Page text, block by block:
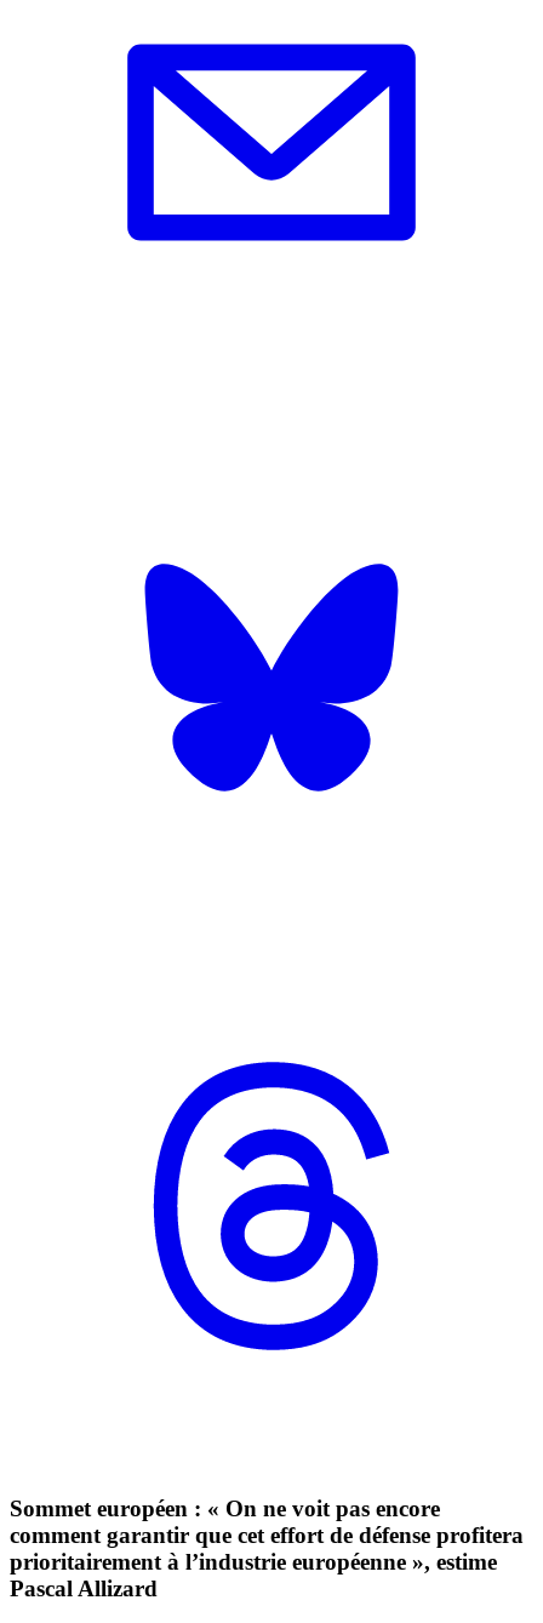
Sommet européen : « On ne voit pas encore
comment garantir que cet effort de défense profitera
prioritairement à l’industrie européenne », estime
Pascal Allizard